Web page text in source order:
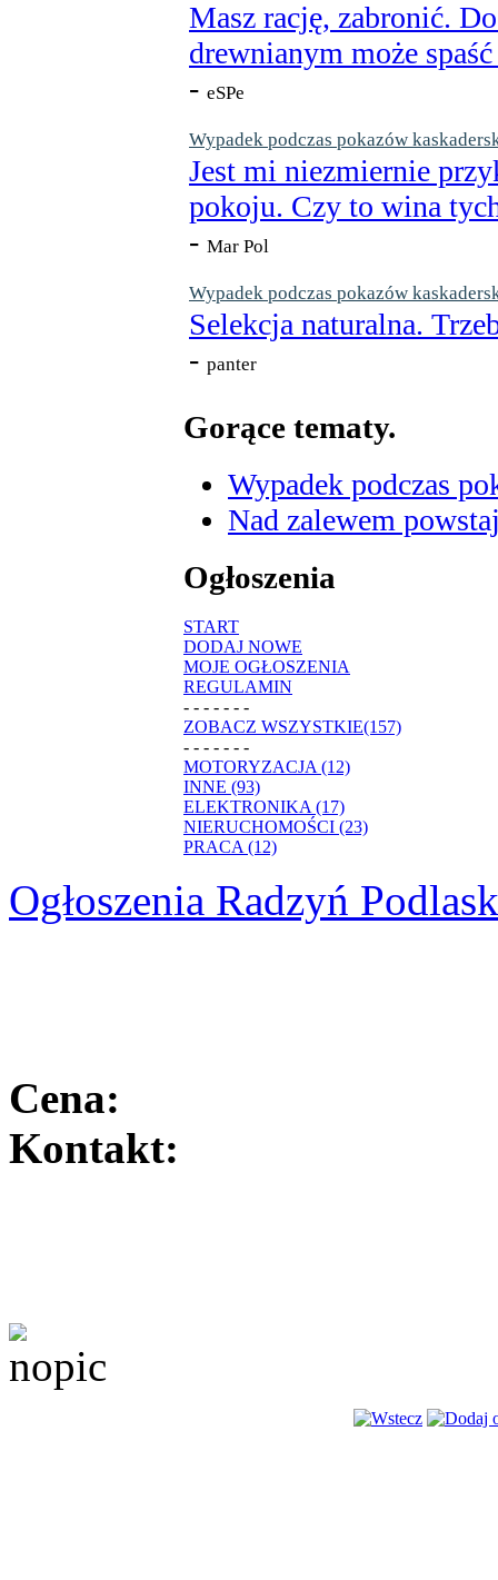
Masz rację, zabronić.
drewnianym może
- eSPe
Wypadek podczas pokazów
Jest mi niezmiernie
pokoju. Czy to wina
- Mar Pol
Wypadek podczas pokazów
Selekcja naturalna.
- panter
Gorące tematy.
Wypadek podczas
Nad zalewem
Ogłoszenia
START
DODAJ NOWE
MOJE OGŁOSZENIA
REGULAMIN
- - - - - - -
ZOBACZ WSZYSTKIE(157)
- - - - - - -
MOTORYZACJA (12)
INNE (93)
ELEKTRONIKA (17)
NIERUCHOMOŚCI (23)
PRACA (12)
Ogłoszenia Radzyń
Cena:
Kontakt: